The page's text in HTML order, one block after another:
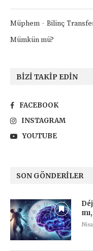
Müphem - Bilinç
Mümkün mü?
BIZI TAKIP EDIN
FACEBOOK
INSTAGRAM
YOUTUBE
SON GÖNDERILER